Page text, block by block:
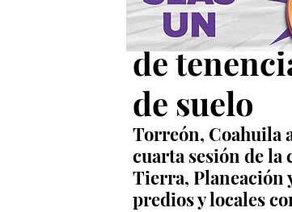
Aprueban
de
de suelo
Torreón, Coahuila
cuarta sesión de
Tierra, Planeación
predios y locales